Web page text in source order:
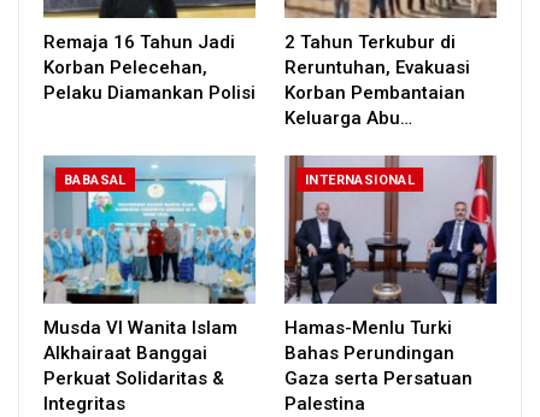
Remaja 16 Tahun Jadi
Korban Pelecehan,
Pelaku Diamankan Polisi
2 Tahun Terkubur di
Reruntuhan, Evakuasi
Korban Pembantaian
Keluarga Abu…
BABASAL
Musda VI Wanita Islam
Alkhairaat Banggai
Perkuat Solidaritas &
Integritas
INTERNASIONAL
Hamas-Menlu Turki
Bahas Perundingan
Gaza serta Persatuan
Palestina